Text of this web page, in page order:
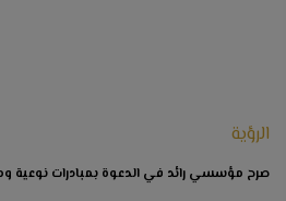
الرؤية
صرح مؤسسي رائد في الدعوة بمبادرات نوعية